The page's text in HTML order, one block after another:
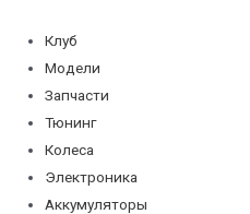
содержимому
Клуб
Модели
Запчасти
Тюнинг
Колеса
Электроника
Аккумуляторы